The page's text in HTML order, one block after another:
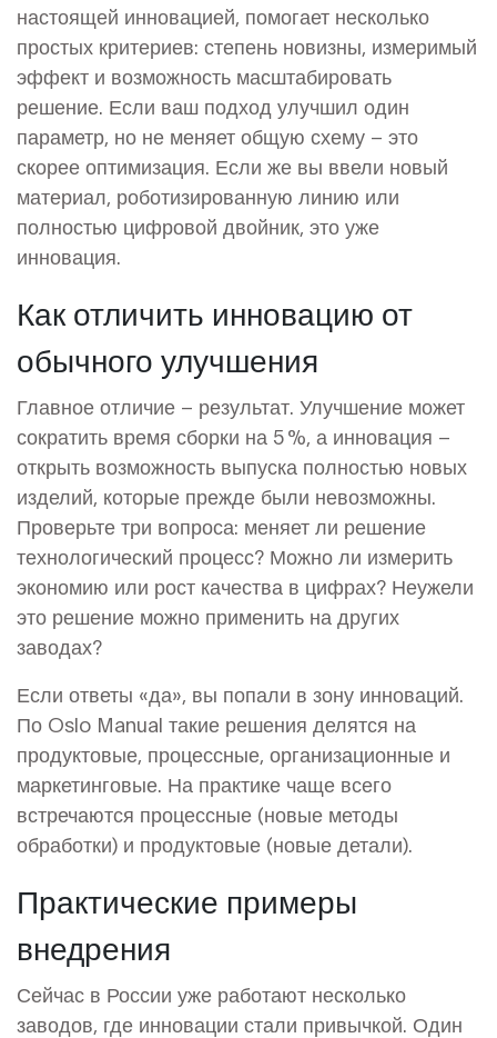
настоящей инновацией, помогает несколько
простых критериев: степень новизны, измеримый
эффект и возможность масштабировать
решение. Если ваш подход улучшил один
параметр, но не меняет общую схему – это
скорее оптимизация. Если же вы ввели новый
материал, роботизированную линию или
полностью цифровой двойник, это уже
инновация.
Как отличить инновацию от
обычного улучшения
Главное отличие – результат. Улучшение может
сократить время сборки на 5 %, а инновация –
открыть возможность выпуска полностью новых
изделий, которые прежде были невозможны.
Проверьте три вопроса: меняет ли решение
технологический процесс? Можно ли измерить
экономию или рост качества в цифрах? Неужели
это решение можно применить на других
заводах?
Если ответы «да», вы попали в зону инноваций.
По Oslo Manual такие решения делятся на
продуктовые, процессные, организационные и
маркетинговые. На практике чаще всего
встречаются процессные (новые методы
обработки) и продуктовые (новые детали).
Практические примеры
внедрения
Сейчас в России уже работают несколько
заводов, где инновации стали привычкой. Один